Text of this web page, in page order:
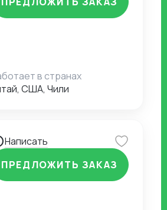
в странах
США, Чили
Написать
ПРЕДЛОЖИТЬ ЗАКАЗ